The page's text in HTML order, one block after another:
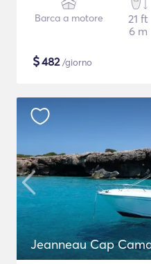
Barca a motore
21 ft
6 m
$482/giorno
Jeanneau Cap